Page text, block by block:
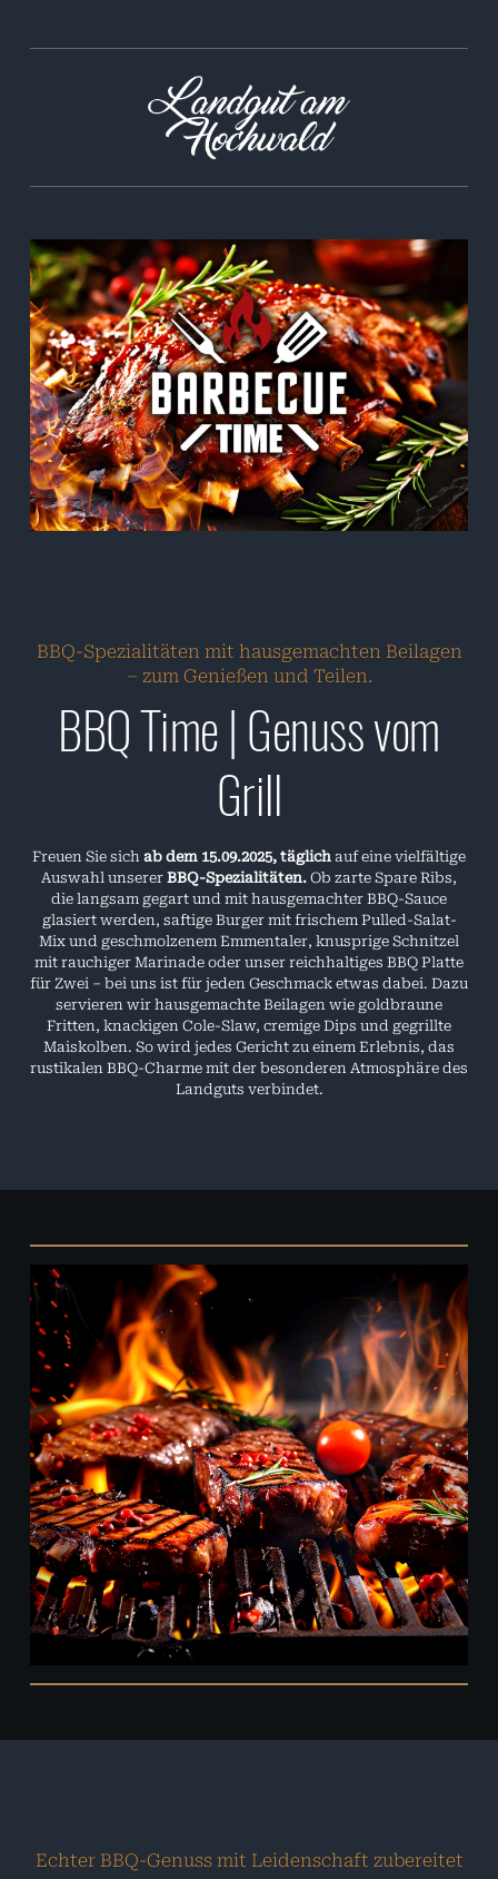
BBQ-Spezialitäten mit hausgemachten Beilagen
– zum Genießen und Teilen.
BBQ Time | Genuss vom
Grill
Freuen Sie sich ab dem 15.09.2025, täglich auf eine vielfältige
Auswahl unserer BBQ-Spezialitäten. Ob zarte Spare Ribs,
die langsam gegart und mit hausgemachter BBQ-Sauce
glasiert werden, saftige Burger mit frischem Pulled-Salat-
Mix und geschmolzenem Emmentaler, knusprige Schnitzel
mit rauchiger Marinade oder unser reichhaltiges BBQ Platte
für Zwei – bei uns ist für jeden Geschmack etwas dabei. Dazu
servieren wir hausgemachte Beilagen wie goldbraune
Fritten, knackigen Cole-Slaw, cremige Dips und gegrillte
Maiskolben. So wird jedes Gericht zu einem Erlebnis, das
rustikalen BBQ-Charme mit der besonderen Atmosphäre des
Landguts verbindet.
Echter BBQ-Genuss mit Leidenschaft zubereitet